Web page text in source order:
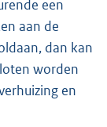
een
aan de
dan kan
worden
en